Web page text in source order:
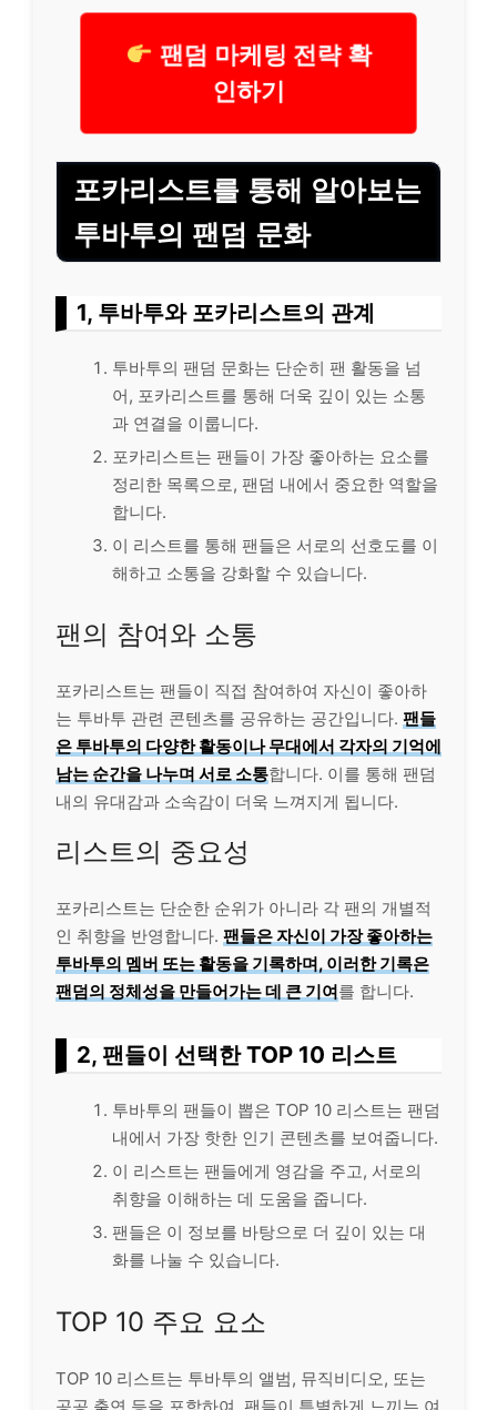
팬덤 마케팅 전략 확
인하기
포카리스트를 통해 알아보는
투바투의 팬덤 문화
1, 투바투와 포카리스트의 관계
투바투의 팬덤 문화는 단순히 팬 활동을 넘
어, 포카리스트를 통해 더욱 깊이 있는 소통
과 연결을 이룹니다.
포카리스트는 팬들이 가장 좋아하는 요소를
정리한 목록으로, 팬덤 내에서 중요한 역할을
합니다.
이 리스트를 통해 팬들은 서로의 선호도를 이
해하고 소통을 강화할 수 있습니다.
팬의 참여와 소통
포카리스트는 팬들이 직접 참여하여 자신이 좋아하
는 투바투 관련 콘텐츠를 공유하는 공간입니다. 팬들
은 투바투의 다양한 활동이나 무대에서 각자의 기억에
남는 순간을 나누며 서로 소통합니다. 이를 통해 팬덤
내의 유대감과 소속감이 더욱 느껴지게 됩니다.
리스트의 중요성
포카리스트는 단순한 순위가 아니라 각 팬의 개별적
인 취향을 반영합니다. 팬들은 자신이 가장 좋아하는
투바투의 멤버 또는 활동을 기록하며, 이러한 기록은
팬덤의 정체성을 만들어가는 데 큰 기여를 합니다.
2, 팬들이 선택한 TOP 10 리스트
투바투의 팬들이 뽑은 TOP 10 리스트는 팬덤
내에서 가장 핫한 인기 콘텐츠를 보여줍니다.
이 리스트는 팬들에게 영감을 주고, 서로의
취향을 이해하는 데 도움을 줍니다.
팬들은 이 정보를 바탕으로 더 깊이 있는 대
화를 나눌 수 있습니다.
TOP 10 주요 요소
TOP 10 리스트는 투바투의 앨범, 뮤직비디오, 또는
공공 출연 등을 포함하여, 팬들이 특별하게 느끼는 여